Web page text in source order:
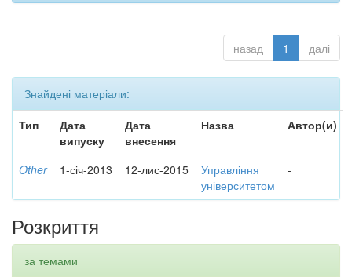
назад 1 далі
Знайдені матеріали:
Тип
Дата
випуску
Дата
внесення
Назва Автор(и)
Other 1-січ-2013 12-лис-2015
Управління
університетом
-
Розкриття
за темами